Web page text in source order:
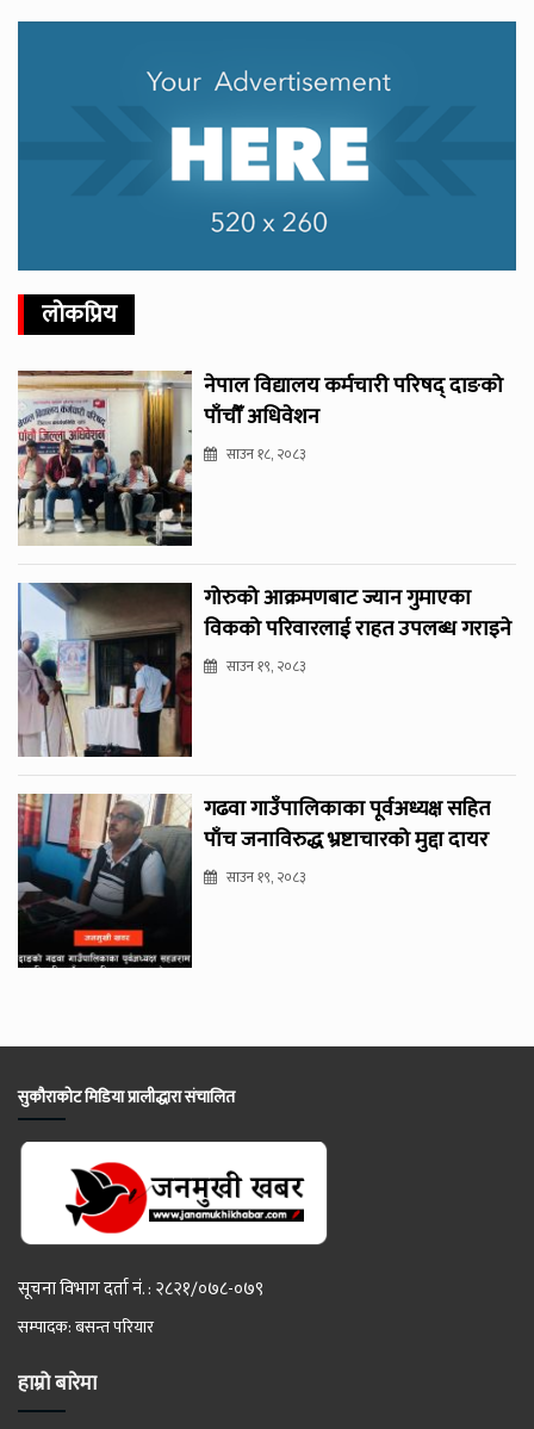
लोकप्रिय
नेपाल विद्यालय कर्मचारी परिषद् दाङको
पाँचौँ अधिवेशन
साउन १८, २०८३
गोरुको आक्रमणबाट ज्यान गुमाएका
विकको परिवारलाई राहत उपलब्ध गराइने
साउन १९, २०८३
गढवा गाउँपालिकाका पूर्वअध्यक्ष सहित
पाँच जनाविरुद्ध भ्रष्टाचारको मुद्दा दायर
साउन १९, २०८३
सुकौराकोट मिडिया प्रालीद्धारा संचालित
सूचना विभाग दर्ता नं. : २८२१/०७८-०७९
सम्पादक: बसन्त परियार
हाम्रो बारेमा